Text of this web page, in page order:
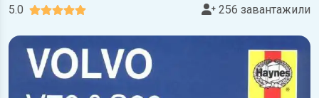
5.0 256 завантажили